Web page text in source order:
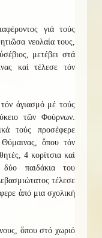
γιά τούς
νεολαία τους,
μετέβει στά
καί τέλεσε τόν
ἁγιασμό μέ τούς
τῶν Φούρνων.
τούς προσέφερε
Θύμαινας, ὅπου τόν
4 κορίτσια καί
παιδάκια του
τέλεσε
ἀπό μια σχολική
ὅπου στό χωριό